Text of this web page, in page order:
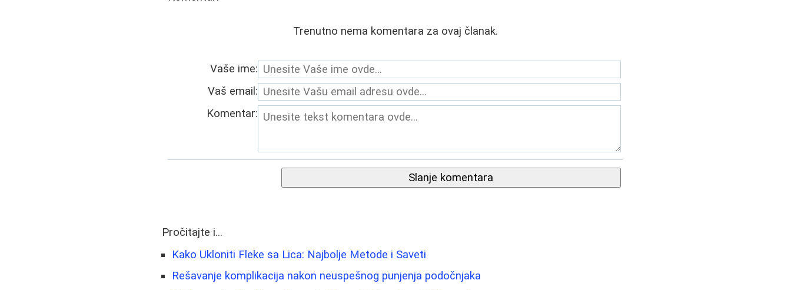
Trenutno nema komentara za ovaj članak.
Vaše ime:
Vaš email:
Komentar:
Slanje komentara
Pročitajte i...
Kako Ukloniti Fleke sa Lica: Najbolje Metode i Saveti
Rešavanje komplikacija nakon neuspešnog punjenja podočnjaka